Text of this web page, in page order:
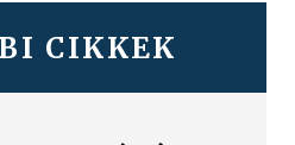
CIKKEK